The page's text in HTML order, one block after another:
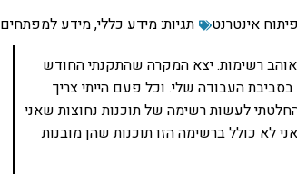
אינטרנט תגיות:מידע כללי,מידע למפתחים
רשימות. יצא המקרה שהתקנתי החודש
העבודה שלי. וכל פעם הייתי צריך
לעשות רשימה של תוכנות נחוצות שאני
לא כולל ברשימה הזו תוכנות שהן מובנות